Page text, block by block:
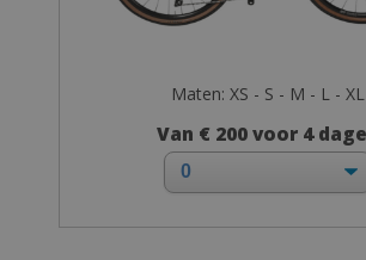
Maten: XS - S - M - L - XL
Van € 200 voor 4